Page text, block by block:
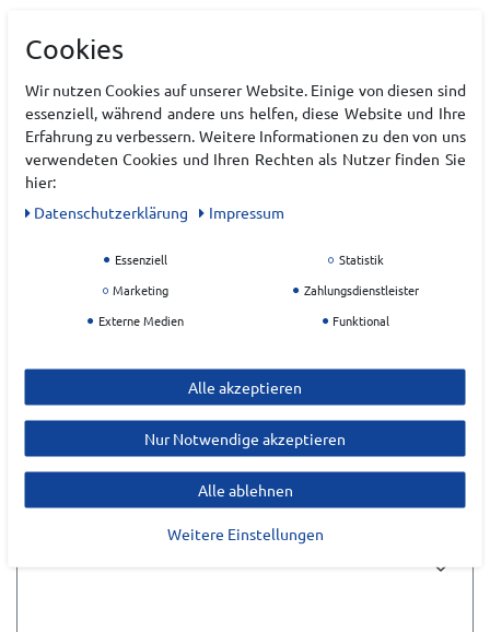
MEINDL
EU Verantwortlicher
Lukas Meindl GmbH & Co.KG
83417Kirchanschöring
Deutschland
shoes@meindl.de
ZULETZT ANGESEHEN
Cookies
Wir nutzen Cookies auf unserer Website. Einige von diesen sind
essenziell, während andere uns helfen, diese Website und Ihre
Erfahrung zu verbessern. Weitere Informationen zu den von uns
verwendeten Cookies und Ihren Rechten als Nutzer finden Sie
hier:
Daten­schutz­erklärung
Impressum
Essenziell
Statistik
Marketing
Zahlungsdienstleister
Externe Medien
Funktional
Alle akzeptieren
Nur Notwendige akzeptieren
Alle ablehnen
Weitere Einstellungen